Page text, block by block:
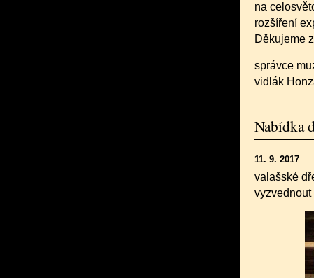
na
rozšíření
Děkujeme
správce
vidlák
Nabídka
11. 9. 2017
valašské